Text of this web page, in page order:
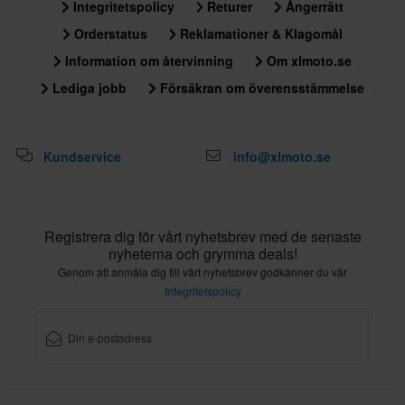
Integritetspolicy
Returer
Ångerrätt
Orderstatus
Reklamationer & Klagomål
Information om återvinning
Om xlmoto.se
Lediga jobb
Försäkran om överensstämmelse
Kundservice info@xlmoto.se
Registrera dig för vårt nyhetsbrev med de senaste
nyheterna och grymma deals!
Genom att anmäla dig till vårt nyhetsbrev godkänner du vår
Integritetspolicy